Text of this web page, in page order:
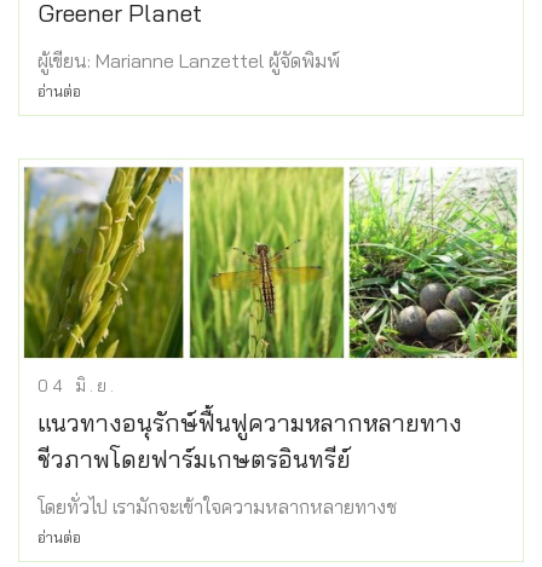
Greener Planet
ผู้เขียน: Marianne Lanzettel ผู้จัดพิมพ์
อ่านต่อ
04 มิ.ย.
แนวทางอนุรักษ์ฟื้นฟูความหลากหลายทาง
ชีวภาพโดยฟาร์มเกษตรอินทรีย์
โดยทั่วไป เรามักจะเข้าใจความหลากหลายทางช
อ่านต่อ